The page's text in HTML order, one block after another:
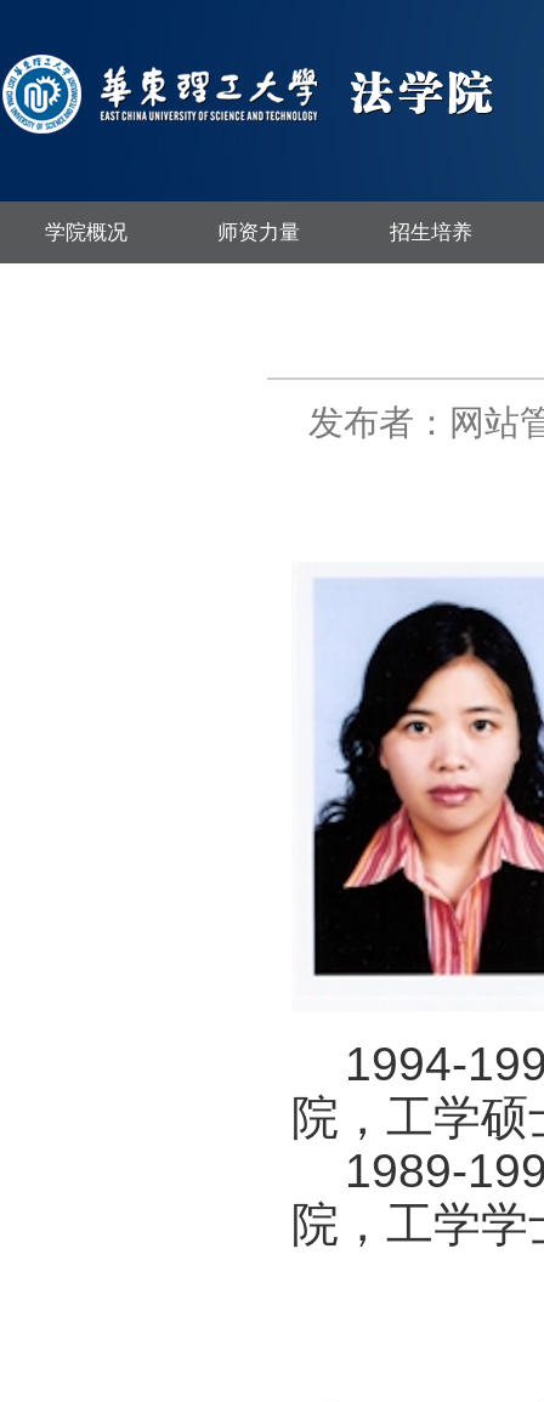
学院概况 师资力量 招生培养
发布者：网站
1994-
院，工学硕
1989-
院，工学学